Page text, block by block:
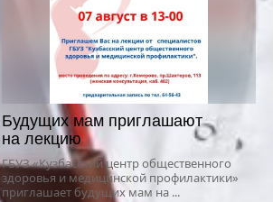
Будущих мам приглашают
на лекцию
ГБУЗ «Кузбасский центр общественного
здоровья и медицинской профилактики»
приглашает будущих мам на ...